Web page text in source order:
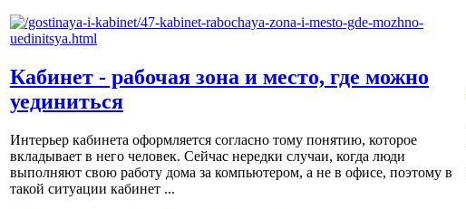
Кабинет - рабочая зона и место, где можно
уединиться
Интерьер кабинета оформляется согласно тому понятию, которое
вкладывает в него человек. Сейчас нередки случаи, когда люди
выполняют свою работу дома за компьютером, а не в офисе, поэтому в
такой ситуации кабинет ...